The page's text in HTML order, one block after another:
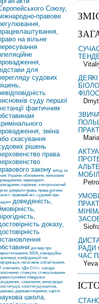
Союзу,
правове
на вільне
для
судових
суду першої
фактичним
зміна
скасування
рішень
права
закону виїзд за
України, обмеження, непозовне
нерезидент,
керівник, контролюючий
джерело права, права дитини,
правовий акт, судовий пре-
доведеність,
доказу,
договір про
NDA, комерційна
конфіденцій¬на
негативне зобов’язання,
компанія, «Дія Сіті». заходи
стимули, стимулювання
поведінки
схвалення, винагороди
конституціоналізм,
державотворення, хартія
школа,
РАДИ
ЧАС